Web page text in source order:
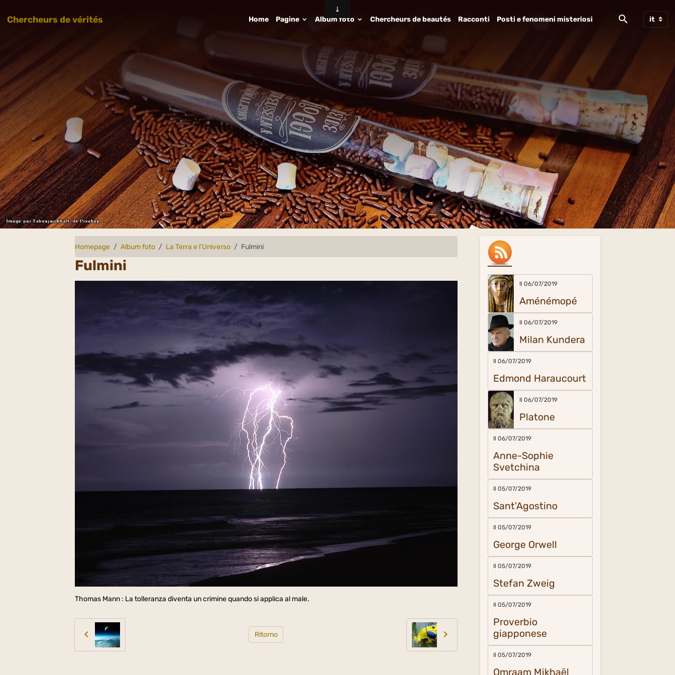
Chercheurs de vérités Home Pagine Album foto Chercheurs de beautés Racconti Posti e fenomeni misteriosi
Homepage Album foto La Terra e l'Universo Fulmini
Fulmini
Thomas Mann : La tolleranza diventa un crimine quando si applica al male.
Ritorno
Il 06/07/2019
Aménémopé
Il 06/07/2019
Milan Kundera
Il 06/07/2019
Edmond Haraucourt
Il 06/07/2019
Platone
Il 06/07/2019
Anne-Sophie
Svetchina
Il 05/07/2019
Sant'Agostino
Il 05/07/2019
George Orwell
Il 05/07/2019
Stefan Zweig
Il 05/07/2019
Proverbio
giapponese
Il 05/07/2019
Omraam Mikhaël